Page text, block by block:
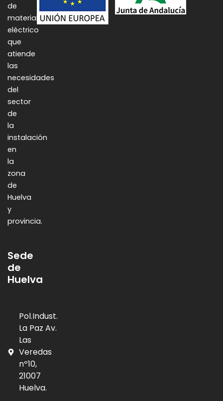
de
material
eléctrico
que
atiende
las
necesidades
del
sector
de
la
instalación
en
la
zona
de
Huelva
y
provincia.
Sede
de
Huelva
Pol.Indust.
La Paz Av.
Las
Veredas
nº10,
21007
Huelva.